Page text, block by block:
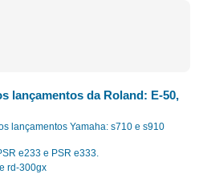
lançamentos da Roland: E-50,
lançamentos Yamaha: s710 e s910
e233 e PSR e333.
rd-300gx